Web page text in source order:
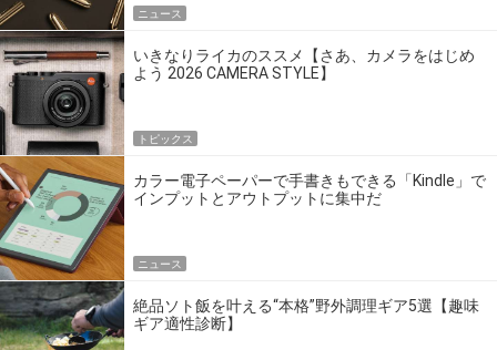
ニュース
いきなりライカのススメ【さあ、カメラをはじめ
よう 2026 CAMERA STYLE】
トピックス
カラー電子ペーパーで手書きもできる「Kindle」で
インプットとアウトプットに集中だ
ニュース
絶品ソト飯を叶える“本格”野外調理ギア5選【趣味
ギア適性診断】